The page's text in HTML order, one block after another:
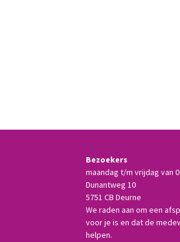
Bezoekers
maandag t/m vrijdag van
Dunantweg 10
5751 CB Deurne
We raden aan om een
voor je is en dat de
helpen.